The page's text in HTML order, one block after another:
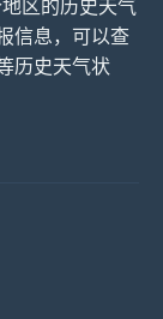
信息，可以查
历史天气状